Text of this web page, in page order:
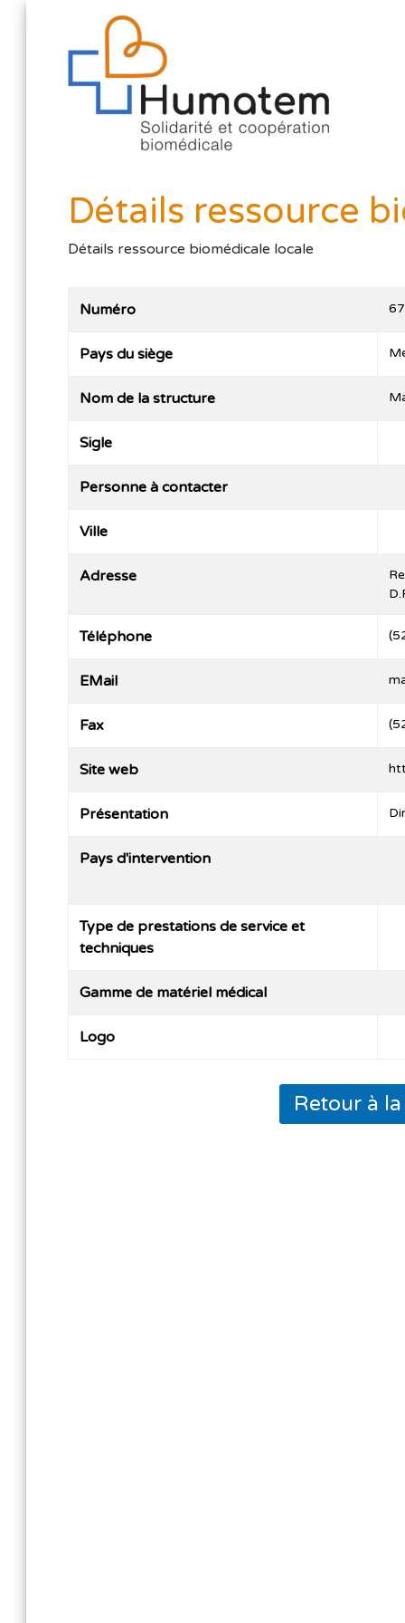
Détails ressource
Détails ressource biomédicale locale
Numéro
Pays du siège
Nom de la structure
Sigle
Personne à contacter
Ville
Adresse
Téléphone
EMail
Fax
Site web
Présentation
Pays d'intervention
Type de prestations de service et
techniques
Gamme de matériel médical
Logo
Retour à